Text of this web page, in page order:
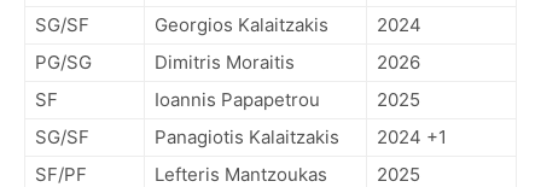
SG/SF
Georgios Kalaitzakis
2024
PG/SG
Dimitris Moraitis
2026
SF
Ioannis Papapetrou
2025
SG/SF
Panagiotis Kalaitzakis
2024 +1
SF/PF
Lefteris Mantzoukas
2025